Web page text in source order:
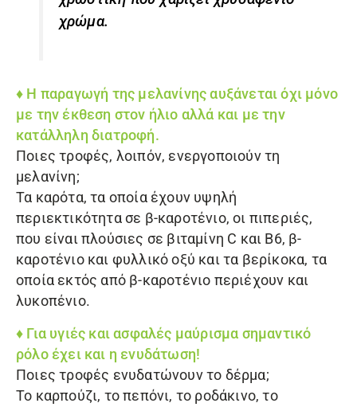
χρώμα.
♦ Η παραγωγή της μελανίνης αυξάνεται όχι μόνο
με την έκθεση στον ήλιο αλλά και με την
κατάλληλη διατροφή.
Ποιες τροφές, λοιπόν, ενεργοποιούν τη
μελανίνη;
Τα καρότα, τα οποία έχουν υψηλή
περιεκτικότητα σε β-καροτένιο, οι πιπεριές,
που είναι πλούσιες σε βιταμίνη C και Β6, β-
καροτένιο και φυλλικό οξύ και τα βερίκοκα, τα
οποία εκτός από β-καροτένιο περιέχουν και
λυκοπένιο.
♦ Για υγιές και ασφαλές μαύρισμα σημαντικό
ρόλο έχει και η ενυδάτωση!
Ποιες τροφές ενυδατώνουν το δέρμα;
Το καρπούζι, το πεπόνι, το ροδάκινο, το